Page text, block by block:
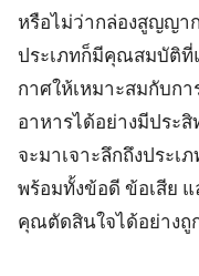
หรือไม่ว่ากล่องสูญญา
ประเภทก็มีคุณสมบัติที่
กาศให้เหมาะสมกับก
อาหารได้อย่างมีประ
จะมาเจาะลึกถึงประ
พร้อมทั้งข้อดี ข้อเสีย
คุณตัดสินใจได้อย่างถู